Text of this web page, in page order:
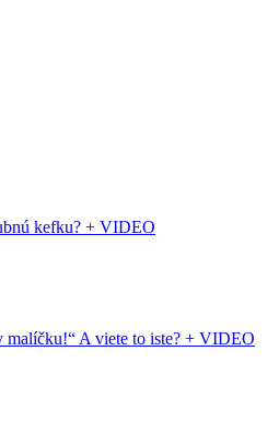
kefku? + VIDEO
malíčku!“ A viete to iste? + VIDEO